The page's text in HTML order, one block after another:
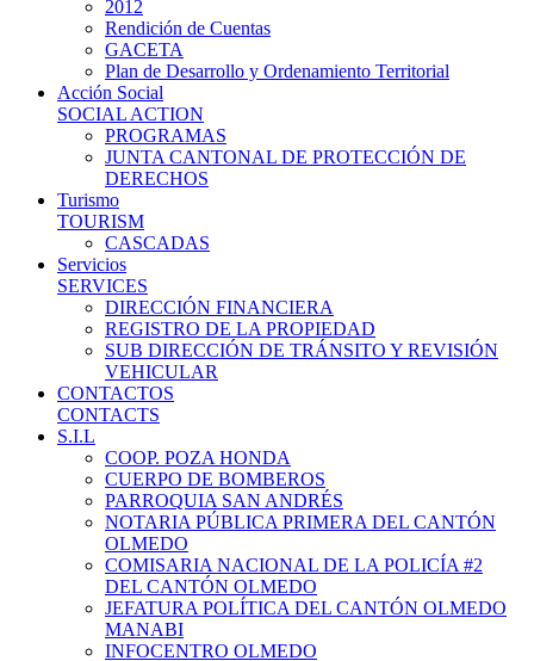
2012
Rendición de Cuentas
GACETA
Plan de Desarrollo y Ordenamiento Territorial
Acción Social
SOCIAL ACTION
PROGRAMAS
JUNTA CANTONAL DE PROTECCIÓN DE
DERECHOS
Turismo
TOURISM
CASCADAS
Servicios
SERVICES
DIRECCIÓN FINANCIERA
REGISTRO DE LA PROPIEDAD
SUB DIRECCIÓN DE TRÁNSITO Y REVISIÓN
VEHICULAR
CONTACTOS
CONTACTS
S.I.L
COOP. POZA HONDA
CUERPO DE BOMBEROS
PARROQUIA SAN ANDRÉS
NOTARIA PÚBLICA PRIMERA DEL CANTÓN
OLMEDO
COMISARIA NACIONAL DE LA POLICÍA #2
DEL CANTÓN OLMEDO
JEFATURA POLÍTICA DEL CANTÓN OLMEDO
MANABI
INFOCENTRO OLMEDO